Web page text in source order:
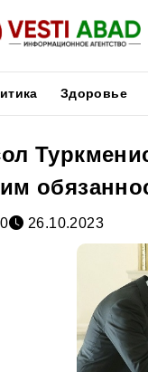
Здоровье
26.10.2023